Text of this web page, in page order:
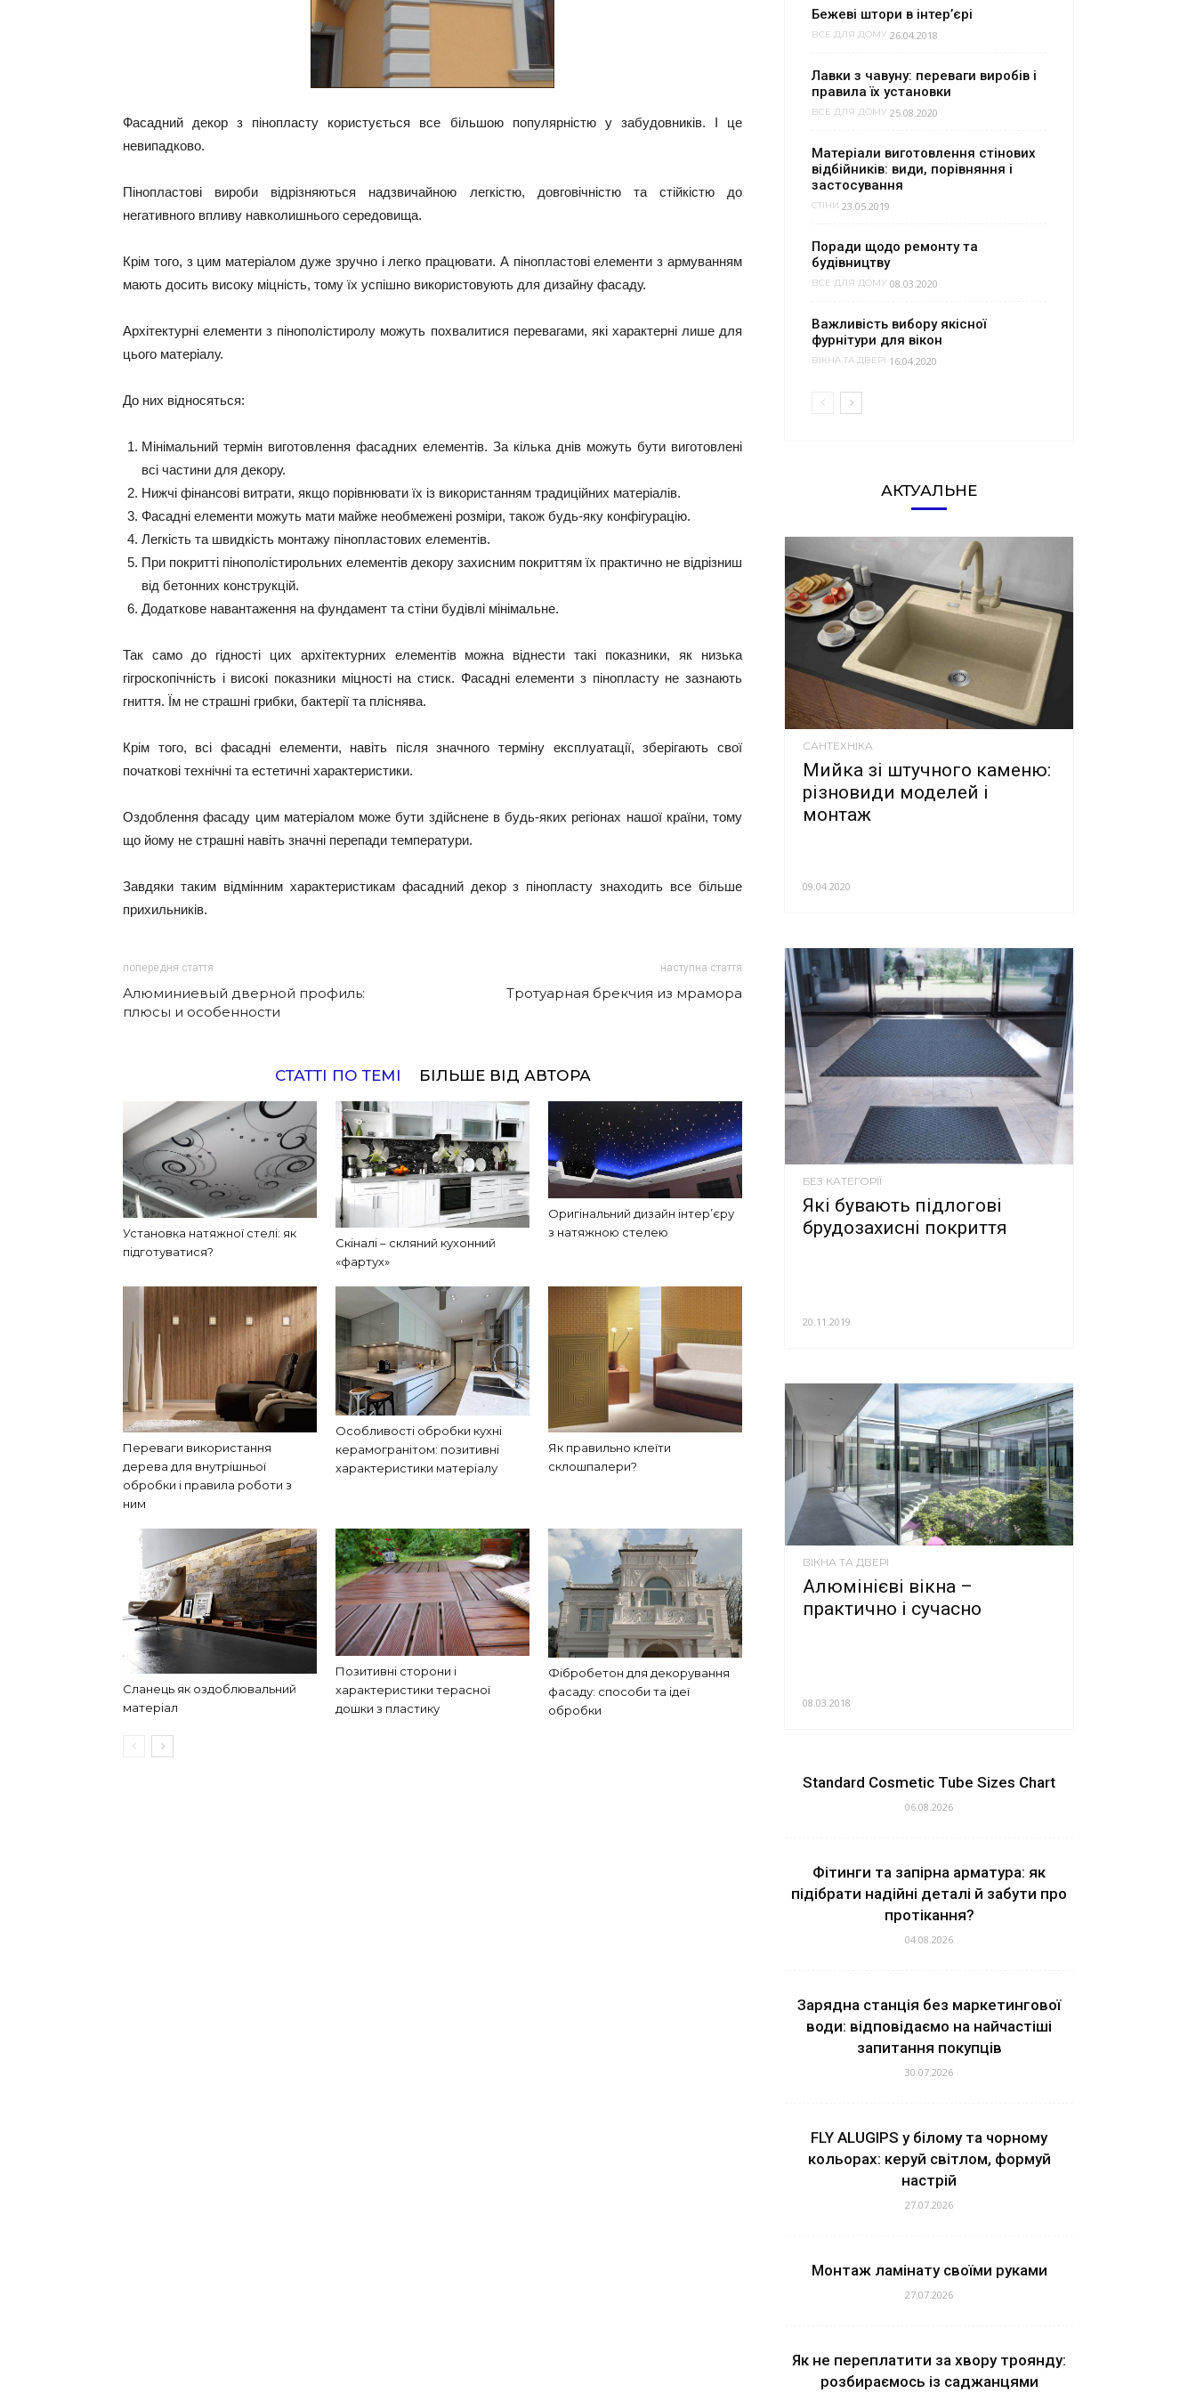
Фасадний декор з пінопласту користується все більшою популярністю у забудовників. І це
невипадково.
Пінопластові вироби відрізняються надзвичайною легкістю, довговічністю та стійкістю до
негативного впливу навколишнього середовища.
Крім того, з цим матеріалом дуже зручно і легко працювати. А пінопластові елементи з армуванням
мають досить високу міцність, тому їх успішно використовують для дизайну фасаду.
Архітектурні елементи з пінополістиролу можуть похвалитися перевагами, які характерні лише для
цього матеріалу.
До них відносяться:
Мінімальний термін виготовлення фасадних елементів. За кілька днів можуть бути виготовлені
всі частини для декору.
Нижчі фінансові витрати, якщо порівнювати їх із використанням традиційних матеріалів.
Фасадні елементи можуть мати майже необмежені розміри, також будь-яку конфігурацію.
Легкість та швидкість монтажу пінопластових елементів.
При покритті пінополістирольних елементів декору захисним покриттям їх практично не відрізниш
від бетонних конструкцій.
Додаткове навантаження на фундамент та стіни будівлі мінімальне.
Так само до гідності цих архітектурних елементів можна віднести такі показники, як низька
гігроскопічність і високі показники міцності на стиск. Фасадні елементи з пінопласту не зазнають
гниття. Їм не страшні грибки, бактерії та пліснява.
Крім того, всі фасадні елементи, навіть після значного терміну експлуатації, зберігають свої
початкові технічні та естетичні характеристики.
Оздоблення фасаду цим матеріалом може бути здійснене в будь-яких регіонах нашої країни, тому
що йому не страшні навіть значні перепади температури.
Завдяки таким відмінним характеристикам фасадний декор з пінопласту знаходить все більше
прихильників.
попередня стаття
Алюминиевый дверной профиль:
плюсы и особенности
наступна стаття
Тротуарная брекчия из мрамора
СТАТТІ ПО ТЕМІ БІЛЬШЕ ВІД АВТОРА
Установка натяжної стелі: як
підготуватися?
Скіналі – скляний кухонний
«фартух»
Оригінальний дизайн інтер’єру
з натяжною стелею
Переваги використання
дерева для внутрішньої
обробки і правила роботи з
ним
Особливості обробки кухні
керамогранітом: позитивні
характеристики матеріалу
Як правильно клеїти
склошпалери?
Сланець як оздоблювальний
матеріал
Позитивні сторони і
характеристики терасної
дошки з пластику
Фібробетон для декорування
фасаду: способи та ідеї
обробки
Бежеві штори в інтер’єрі
ВСЕ ДЛЯ ДОМУ 26.04.2018
Лавки з чавуну: переваги виробів і
правила їх установки
ВСЕ ДЛЯ ДОМУ 25.08.2020
Матеріали виготовлення стінових
відбійників: види, порівняння і
застосування
СТІНИ 23.05.2019
Поради щодо ремонту та
будівництву
ВСЕ ДЛЯ ДОМУ 08.03.2020
Важливість вибору якісної
фурнітури для вікон
ВІКНА ТА ДВЕРІ 16.04.2020
АКТУАЛЬНЕ
САНТЕХНІКА
Мийка зі штучного каменю:
різновиди моделей і
монтаж
09.04.2020
БЕЗ КАТЕГОРІЇ
Які бувають підлогові
брудозахисні покриття
20.11.2019
ВІКНА ТА ДВЕРІ
Алюмінієві вікна –
практично і сучасно
08.03.2018
Standard Cosmetic Tube Sizes Chart
06.08.2026
Фітинги та запірна арматура: як
підібрати надійні деталі й забути про
протікання?
04.08.2026
Зарядна станція без маркетингової
води: відповідаємо на найчастіші
запитання покупців
30.07.2026
FLY ALUGIPS у білому та чорному
кольорах: керуй світлом, формуй
настрій
27.07.2026
Монтаж ламінату своїми руками
27.07.2026
Як не переплатити за хвору троянду:
розбираємось із саджанцями